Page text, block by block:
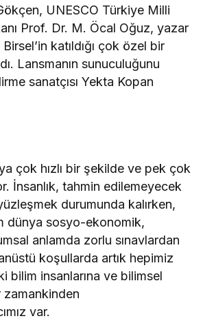
UNESCO Türkiye Milli
Prof. Dr. M. Öcal Oğuz, yazar
katıldığı çok özel bir
Lansmanın sunuculuğunu
sanatçısı Yekta Kopan
çok hızlı bir şekilde ve pek çok
İnsanlık, tahmin edilemeyecek
durumunda kalırken,
dünya sosyo-ekonomik,
anlamda zorlu sınavlardan
koşullarda artık hepimiz
bilim insanlarına ve bilimsel
zamankinden
var.